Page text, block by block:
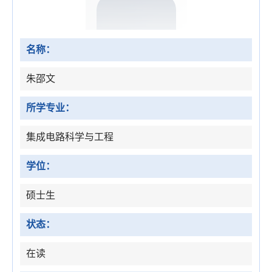
名称：
朱邵文
所学专业：
集成电路科学与工程
学位：
硕士生
状态：
在读